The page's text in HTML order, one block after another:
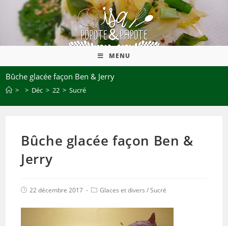
MENU
Bûche glacée façon Ben & Jerry
> > Déc > 22 > Sucré
Bûche glacée façon Ben &
Jerry
22 décembre 2017 Glaces et divers /Sucré